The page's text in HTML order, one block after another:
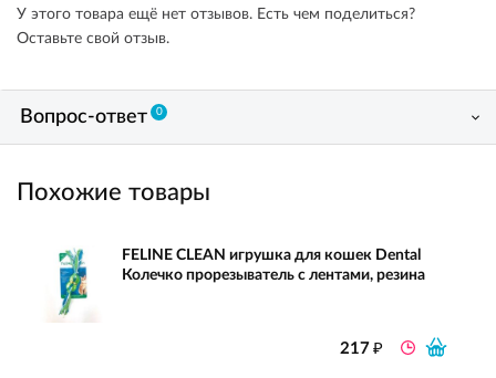
У этого товара ещё нет отзывов. Есть чем поделиться?
Оставьте свой отзыв.
Вопрос-ответ 0
Похожие товары
FELINE CLEAN игрушка для кошек Dental
Колечко прорезыватель с лентами, резина
217₽